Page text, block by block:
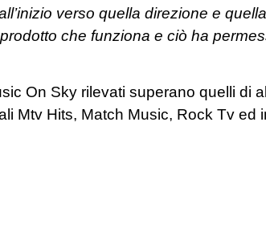
verso quella direzione e
che funziona e ciò ha
On Sky rilevati superano quelli di
Mtv Hits, Match Music, Rock Tv